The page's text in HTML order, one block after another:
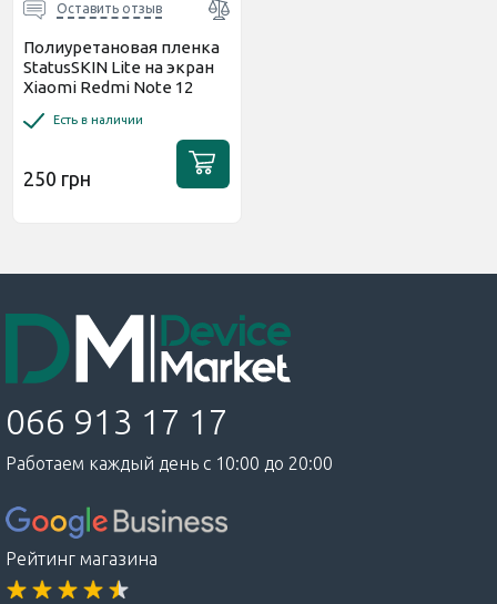
Оставить отзыв
Полиуретановая пленка
StatusSKIN Lite на экран
Xiaomi Redmi Note 12
Глянцевая
Есть в наличии
250 грн
066 913 17 17
Работаем каждый день с 10:00 до 20:00
Рейтинг магазина